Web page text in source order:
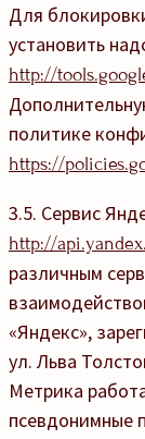
Для
установить
http://
политике
https://
3.5. Сервис
http://
различным
«Яндекс»,
ул. Льва
Метрика
псевдонимные